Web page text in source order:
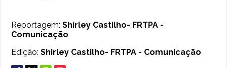
Reportagem:Shirley Castilho- FRTPA -
Comunicação
Edição:Shirley Castilho- FRTPA - Comunicação